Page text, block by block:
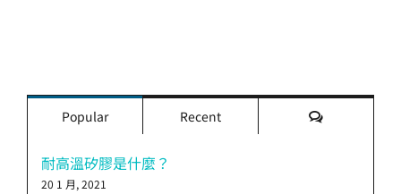
Popular Recent
評
耐高溫矽膠是什麼？
20 1 月, 2021